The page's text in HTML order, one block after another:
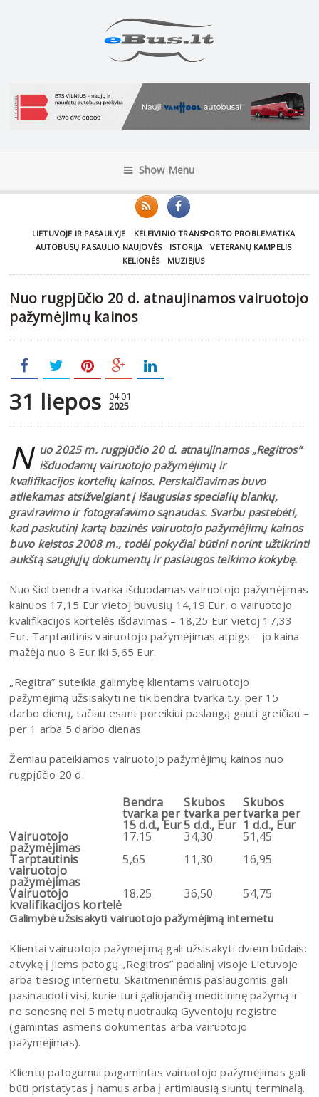
Show Menu
LIETUVOJE IR PASAULYJE
KELEIVINIO TRANSPORTO PROBLEMATIKA
AUTOBUSŲ PASAULIO NAUJOVĖS
ISTORIJA
VETERANŲ KAMPELIS
KELIONĖS
MUZIEJUS
Nuo rugpjūčio 20 d. atnaujinamos vairuotojo
pažymėjimų kainos
31 liepos 04:01
2025
N uo 2025 m. rugpjūčio 20 d. atnaujinamos „Regitros“
išduodamų vairuotojo pažymėjimų ir
kvalifikacijos kortelių kainos. Perskaičiavimas buvo
atliekamas atsižvelgiant į išaugusias specialių blankų,
graviravimo ir fotografavimo sąnaudas. Svarbu pastebėti,
kad paskutinį kartą bazinės vairuotojo pažymėjimų kainos
buvo keistos 2008 m., todėl pokyčiai būtini norint užtikrinti
aukštą saugiųjų dokumentų ir paslaugos teikimo kokybę.
Nuo šiol bendra tvarka išduodamas vairuotojo pažymėjimas
kainuos 17,15 Eur vietoj buvusių 14,19 Eur, o vairuotojo
kvalifikacijos kortelės išdavimas – 18,25 Eur vietoj 17,33
Eur. Tarptautinis vairuotojo pažymėjimas atpigs – jo kaina
mažėja nuo 8 Eur iki 5,65 Eur.
„Regitra” suteikia galimybę klientams vairuotojo
pažymėjimą užsisakyti ne tik bendra tvarka t.y. per 15
darbo dienų, tačiau esant poreikiui paslaugą gauti greičiau –
per 1 arba 5 darbo dienas.
Žemiau pateikiamos vairuotojo pažymėjimų kainos nuo
rugpjūčio 20 d.
Bendra
tvarka per
15 d.d., Eur
Skubos
tvarka per
5 d.d., Eur
Skubos
tvarka per
1 d.d., Eur
Vairuotojo
pažymėjimas
17,15 34,30
51,45
Tarptautinis
vairuotojo
pažymėjimas
5,65 11,30 16,95
Vairuotojo
kvalifikacijos kortelė
18,25 36,50 54,75
Galimybė užsisakyti vairuotojo pažymėjimą internetu
Klientai vairuotojo pažymėjimą gali užsisakyti dviem būdais:
atvykę į jiems patogų „Regitros” padalinį visoje Lietuvoje
arba tiesiog internetu. Skaitmeninėmis paslaugomis gali
pasinaudoti visi, kurie turi galiojančią medicininę pažymą ir
ne senesnę nei 5 metų nuotrauką Gyventojų registre
(gamintas asmens dokumentas arba vairuotojo
pažymėjimas).
Klientų patogumui pagamintas vairuotojo pažymėjimas gali
būti pristatytas į namus arba į artimiausią siuntų terminalą.